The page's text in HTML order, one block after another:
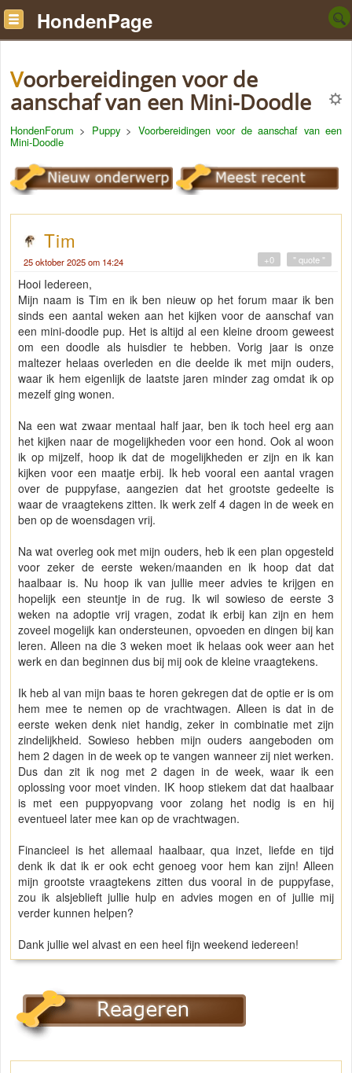
HondenPage
Voorbereidingen voor de
aanschaf van een Mini-Doodle
HondenForum > Puppy> Voorbereidingen voor de aanschaf van een
Mini-Doodle
Tim
25 oktober 2025 om 14:24 " quote "
+0
Hooi Iedereen,
Mijn naam is Tim en ik ben nieuw op het forum maar ik ben
sinds een aantal weken aan het kijken voor de aanschaf van
een mini-doodle pup. Het is altijd al een kleine droom geweest
om een doodle als huisdier te hebben. Vorig jaar is onze
maltezer helaas overleden en die deelde ik met mijn ouders,
waar ik hem eigenlijk de laatste jaren minder zag omdat ik op
mezelf ging wonen.
Na een wat zwaar mentaal half jaar, ben ik toch heel erg aan
het kijken naar de mogelijkheden voor een hond. Ook al woon
ik op mijzelf, hoop ik dat de mogelijkheden er zijn en ik kan
kijken voor een maatje erbij. Ik heb vooral een aantal vragen
over de puppyfase, aangezien dat het grootste gedeelte is
waar de vraagtekens zitten. Ik werk zelf 4 dagen in de week en
ben op de woensdagen vrij.
Na wat overleg ook met mijn ouders, heb ik een plan opgesteld
voor zeker de eerste weken/maanden en ik hoop dat dat
haalbaar is. Nu hoop ik van jullie meer advies te krijgen en
hopelijk een steuntje in de rug. Ik wil sowieso de eerste 3
weken na adoptie vrij vragen, zodat ik erbij kan zijn en hem
zoveel mogelijk kan ondersteunen, opvoeden en dingen bij kan
leren. Alleen na die 3 weken moet ik helaas ook weer aan het
werk en dan beginnen dus bij mij ook de kleine vraagtekens.
Ik heb al van mijn baas te horen gekregen dat de optie er is om
hem mee te nemen op de vrachtwagen. Alleen is dat in de
eerste weken denk niet handig, zeker in combinatie met zijn
zindelijkheid. Sowieso hebben mijn ouders aangeboden om
hem 2 dagen in de week op te vangen wanneer zij niet werken.
Dus dan zit ik nog met 2 dagen in de week, waar ik een
oplossing voor moet vinden. IK hoop stiekem dat dat haalbaar
is met een puppyopvang voor zolang het nodig is en hij
eventueel later mee kan op de vrachtwagen.
Financieel is het allemaal haalbaar, qua inzet, liefde en tijd
denk ik dat ik er ook echt genoeg voor hem kan zijn! Alleen
mijn grootste vraagtekens zitten dus vooral in de puppyfase,
zou ik alsjeblieft jullie hulp en advies mogen en of jullie mij
verder kunnen helpen?
Dank jullie wel alvast en een heel fijn weekend iedereen!